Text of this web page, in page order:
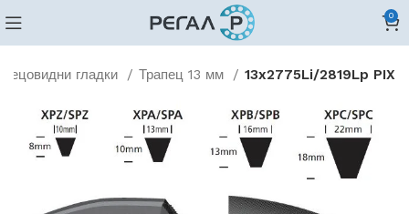
0
гладки Трапец 13 мм 13x2775Li/2819Lp PIX